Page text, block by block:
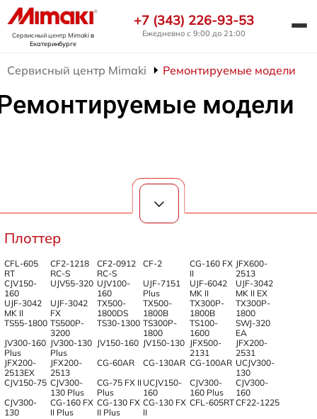
Сервисный центр Mimakiв
Екатеринбурге
+7 (343) 226-93-53
Ежедневно с 9:00 до 21:00
Сервисный центр Mimaki Ремонтируемые модели
модели
Плоттер
CFL-605
RT
CF2-1218
RC-S
CF2-0912
RC-S
CF-2
CG-160 FX
II
JFX600-
2513
СJV150-
160
UJV55-320 UJV100-
160
UJF-7151
Plus
UJF-6042
MK II
UJF-3042
MK II EX
UJF-3042
MK II
UJF-3042
FX
TX500-
1800DS
TX500-
1800B
TX300P-
1800B
TX300P-
1800
TS55-1800 TS500P-
3200
TS30-1300 TS300P-
1800
TS100-
1600
SWJ-320
EA
JV300-160
Plus
JV300-130
Plus
JV150-160 JV150-130 JFX500-
2131
JFX200-
2531
JFX200-
2513EX
JFX200-
2513
CG-60AR CG-130AR CG-100AR UCJV300-
130
CJV150-75 CJV300-
130 Plus
CG-75 FX II
Plus
UCJV150-
160
CJV300-
160 Plus
CJV300-
160
CJV300-
130
CG-160 FX
II Plus
CG-130 FX
II Plus
CG-130 FX
II
CFL-605RTCF22-1225